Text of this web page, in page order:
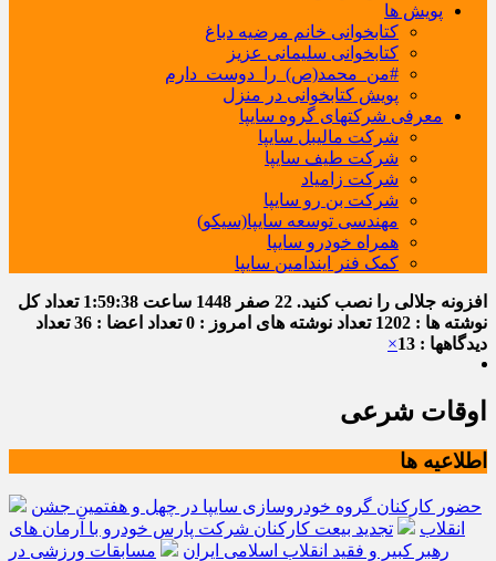
پویش ها
کتابخوانی خانم مرضیه دباغ
کتابخوانی سلیمانی عزیز
#من_محمد(ص)_را_دوست_دارم
پویش کتابخوانی در منزل
معرفی شرکتهای گروه سایپا
شرکت مالیبل سایپا
شرکت طیف سایپا
شرکت زامیاد
شرکت بن رو سایپا
مهندسی توسعه سایپا(سیکو)
همراه خودرو سایپا
کمک فنر ایندامین سایپا
افزونه جلالی را نصب کنید. 22 صفر 1448 ساعت 1:59:39 تعداد کل
نوشته ها : 1202
تعداد نوشته های امروز : 0 تعداد اعضا : 36
تعداد
دیدگاهها : 13
×
اوقات شرعی
اطلاعیه ها
حضور کارکنان گروه خودروسازی سایپا در چهل و هفتمین جشن
انقلاب
تجدید بیعت کارکنان شرکت پارس خودرو با آرمان های
رهبر کبیر و فقید انقلاب اسلامی ایران
مسابقات ورزشی در